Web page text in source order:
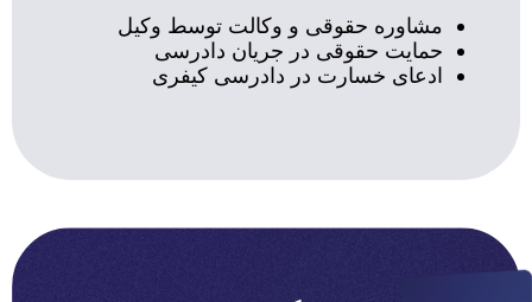
مشاوره حقوقی و وکالت توسط وکیل
حمایت حقوقی در جریان دادرسی
ادعای خسارت در دادرسی کیفری